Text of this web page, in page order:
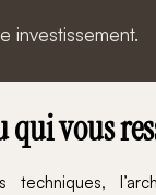
investissement.
qui vous